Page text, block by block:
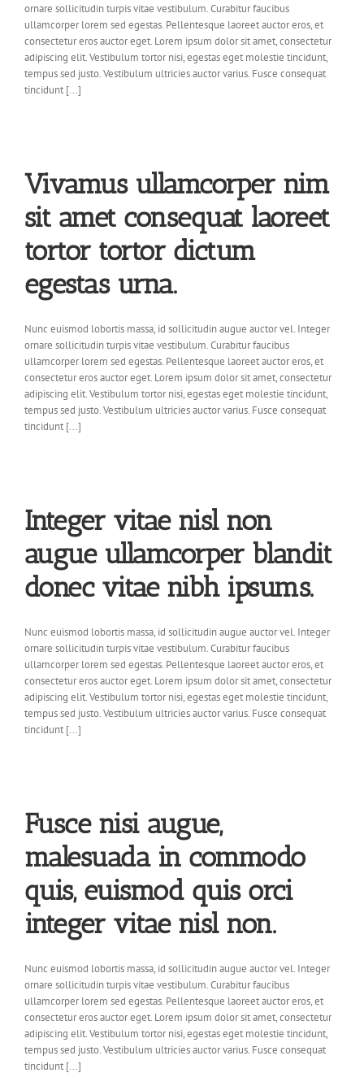
ornare sollicitudin turpis vitae vestibulum. Curabitur faucibus
ullamcorper lorem sed egestas. Pellentesque laoreet auctor eros, et
consectetur eros auctor eget. Lorem ipsum dolor sit amet, consectetur
adipiscing elit. Vestibulum tortor nisi, egestas eget molestie tincidunt,
tempus sed justo. Vestibulum ultricies auctor varius. Fusce consequat
tincidunt [...]
Vivamus ullamcorper nim
sit amet consequat laoreet
tortor tortor dictum
egestas urna.
Nunc euismod lobortis massa, id sollicitudin augue auctor vel. Integer
ornare sollicitudin turpis vitae vestibulum. Curabitur faucibus
ullamcorper lorem sed egestas. Pellentesque laoreet auctor eros, et
consectetur eros auctor eget. Lorem ipsum dolor sit amet, consectetur
adipiscing elit. Vestibulum tortor nisi, egestas eget molestie tincidunt,
tempus sed justo. Vestibulum ultricies auctor varius. Fusce consequat
tincidunt [...]
Integer vitae nisl non
augue ullamcorper blandit
donec vitae nibh ipsums.
Nunc euismod lobortis massa, id sollicitudin augue auctor vel. Integer
ornare sollicitudin turpis vitae vestibulum. Curabitur faucibus
ullamcorper lorem sed egestas. Pellentesque laoreet auctor eros, et
consectetur eros auctor eget. Lorem ipsum dolor sit amet, consectetur
adipiscing elit. Vestibulum tortor nisi, egestas eget molestie tincidunt,
tempus sed justo. Vestibulum ultricies auctor varius. Fusce consequat
tincidunt [...]
Fusce nisi augue,
malesuada in commodo
quis, euismod quis orci
integer vitae nisl non.
Nunc euismod lobortis massa, id sollicitudin augue auctor vel. Integer
ornare sollicitudin turpis vitae vestibulum. Curabitur faucibus
ullamcorper lorem sed egestas. Pellentesque laoreet auctor eros, et
consectetur eros auctor eget. Lorem ipsum dolor sit amet, consectetur
adipiscing elit. Vestibulum tortor nisi, egestas eget molestie tincidunt,
tempus sed justo. Vestibulum ultricies auctor varius. Fusce consequat
tincidunt [...]